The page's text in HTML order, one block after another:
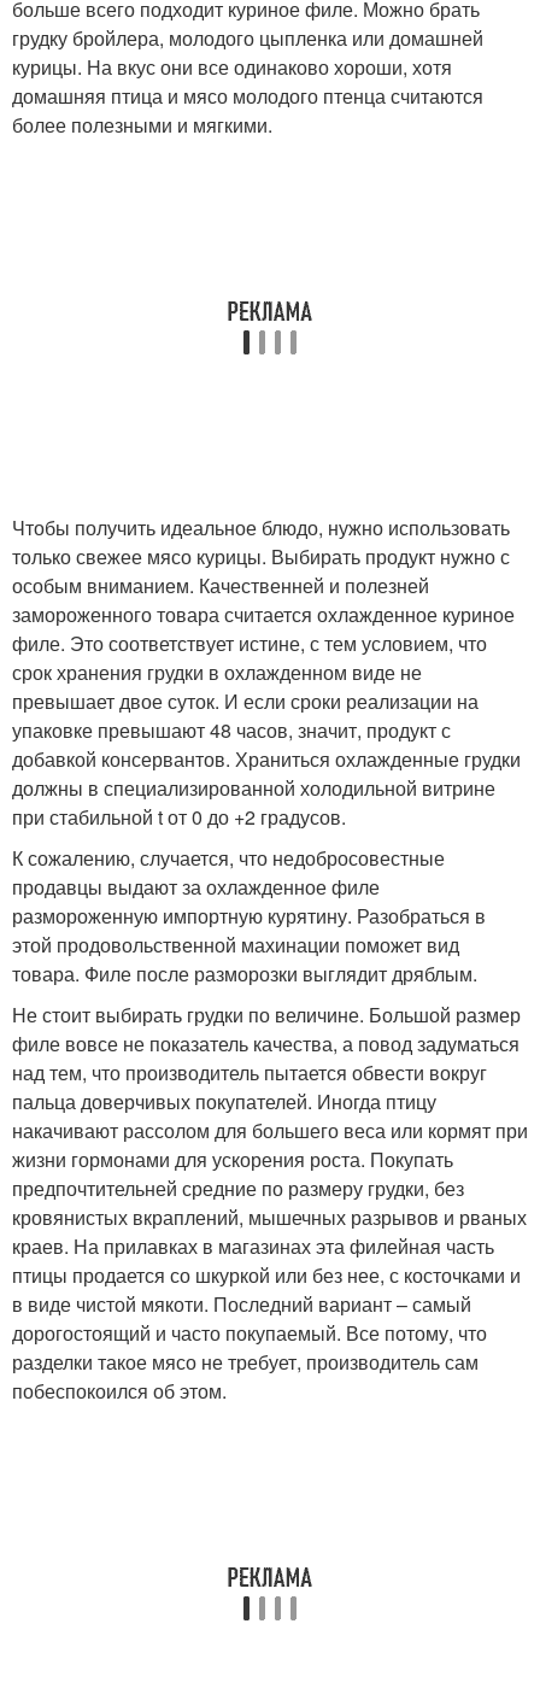
больше всего подходит куриное филе. Можно брать
грудку бройлера, молодого цыпленка или домашней
курицы. На вкус они все одинаково хороши, хотя
домашняя птица и мясо молодого птенца считаются
более полезными и мягкими.
Чтобы получить идеальное блюдо, нужно использовать
только свежее мясо курицы. Выбирать продукт нужно с
особым вниманием. Качественней и полезней
замороженного товара считается охлажденное куриное
филе. Это соответствует истине, с тем условием, что
срок хранения грудки в охлажденном виде не
превышает двое суток. И если сроки реализации на
упаковке превышают 48 часов, значит, продукт с
добавкой консервантов. Храниться охлажденные грудки
должны в специализированной холодильной витрине
при стабильной t от 0 до +2 градусов.
К сожалению, случается, что недобросовестные
продавцы выдают за охлажденное филе
размороженную импортную курятину. Разобраться в
этой продовольственной махинации поможет вид
товара. Филе после разморозки выглядит дряблым.
Не стоит выбирать грудки по величине. Большой размер
филе вовсе не показатель качества, а повод задуматься
над тем, что производитель пытается обвести вокруг
пальца доверчивых покупателей. Иногда птицу
накачивают рассолом для большего веса или кормят при
жизни гормонами для ускорения роста. Покупать
предпочтительней средние по размеру грудки, без
кровянистых вкраплений, мышечных разрывов и рваных
краев. На прилавках в магазинах эта филейная часть
птицы продается со шкуркой или без нее, с косточками и
в виде чистой мякоти. Последний вариант – самый
дорогостоящий и часто покупаемый. Все потому, что
разделки такое мясо не требует, производитель сам
побеспокоился об этом.